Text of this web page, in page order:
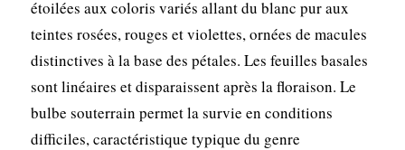
étoilées aux coloris variés allant du blanc pur aux
teintes rosées, rouges et violettes, ornées de macules
distinctives à la base des pétales. Les feuilles basales
sont linéaires et disparaissent après la floraison. Le
bulbe souterrain permet la survie en conditions
difficiles, caractéristique typique du genre